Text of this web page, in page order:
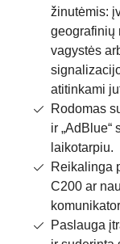
žinutėmis:
geografinių
vagystės
atitinkami
Rodomas
ir „AdBlue“
laikotarpiu.
Reikalinga
C200 ar
Paslauga